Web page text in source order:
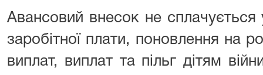
Авансовий внесок не
заробітної плати, поновлення на
виплат, виплат та пільг дітям